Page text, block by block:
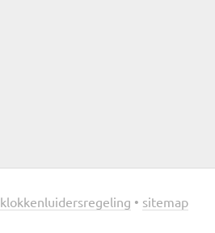
klokkenluidersregeling • sitemap